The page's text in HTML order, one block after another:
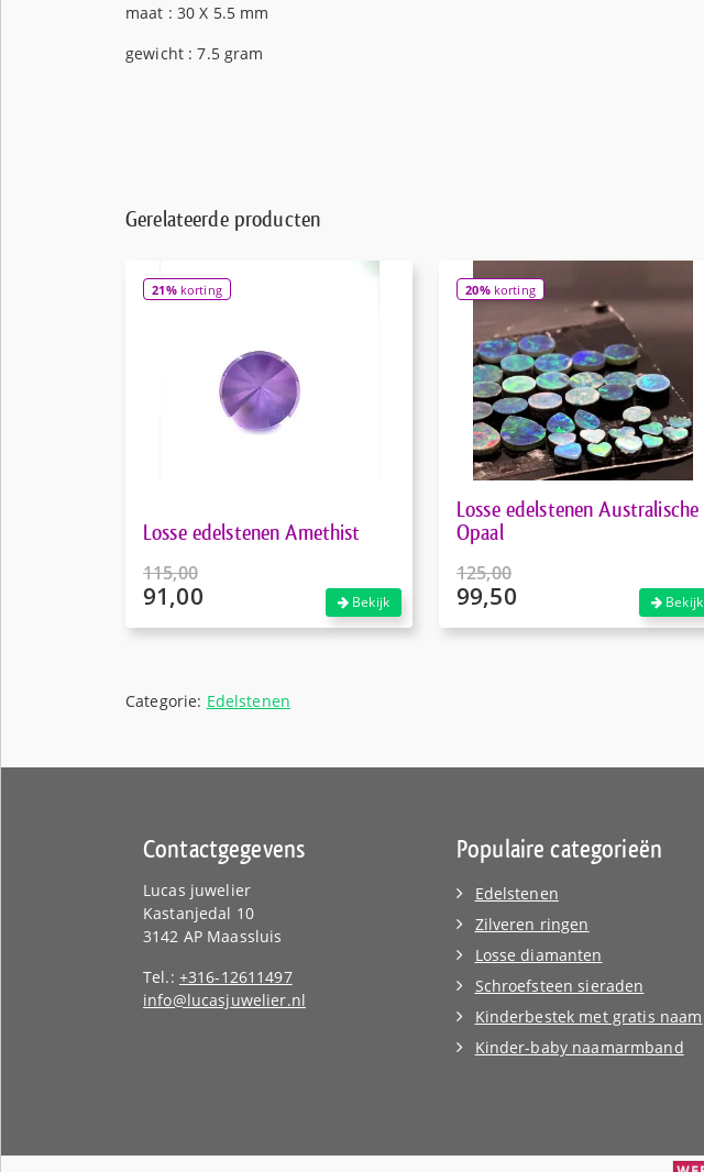
maat : 30 X 5.5 mm
gewicht : 7.5 gram
Gerelateerde producten
21%korting
Losse edelstenen Amethist
115,00
Oorspronkelijke
91,00 Bekijk
20%korting
Losse edelstenen Australische
Opaal
125,00
Oorspronkelijke
99,50 Bekijk
Categorie: Edelstenen
Contactgegevens
Lucas juwelier
Kastanjedal 10
3142 AP Maassluis
Tel.: +316-12611497
info@lucasjuwelier.nl
Populaire categorieën
Edelstenen
Zilveren ringen
Losse diamanten
Schroefsteen sieraden
Kinderbestek met gratis naam
Kinder-baby naamarmband